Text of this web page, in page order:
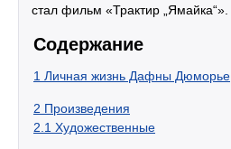
стал фильм «Трактир „Ямайка“».
Содержание
1 Личная жизнь Дафны Дюморье
2 Произведения
2.1 Художественные